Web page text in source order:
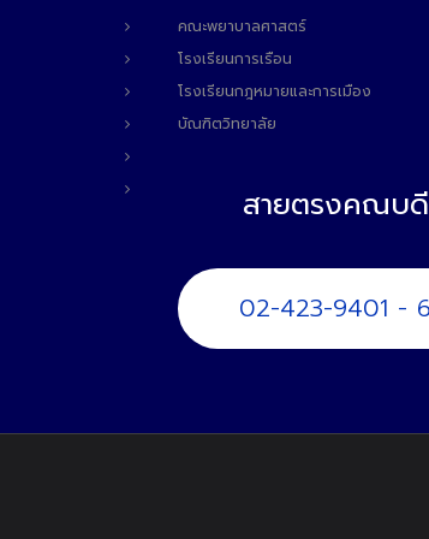
คณะพยาบาลศาสตร์
โรงเรียนการเรือน
โรงเรียนกฎหมายและการเมือง
บัณฑิตวิทยาลัย
สายตรงคณบดี
02-423-9401 -